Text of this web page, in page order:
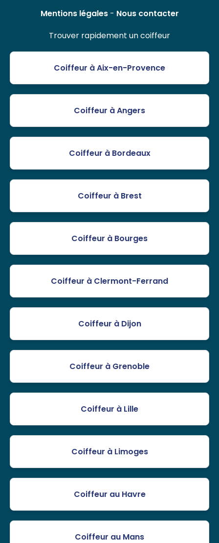
Mentions légales- Nous contacter
Trouver rapidement un coiffeur
Coiffeur à Aix-en-Provence
Coiffeur à Angers
Coiffeur à Bordeaux
Coiffeur à Brest
Coiffeur à Bourges
Coiffeur à Clermont-Ferrand
Coiffeur à Dijon
Coiffeur à Grenoble
Coiffeur à Lille
Coiffeur à Limoges
Coiffeur au Havre
Coiffeur au Mans